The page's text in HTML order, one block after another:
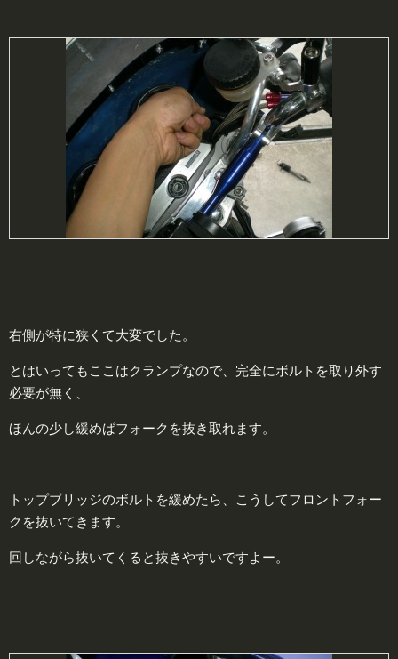
右側が特に狭くて大変でした。
とはいってもここはクランプなので、完全にボルトを取り外す
必要が無く、
ほんの少し緩めばフォークを抜き取れます。
トップブリッジのボルトを緩めたら、こうしてフロントフォー
クを抜いてきます。
回しながら抜いてくると抜きやすいですよー。